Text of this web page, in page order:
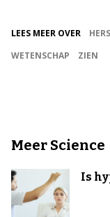
LEES MEER OVER
WETENSCHAP
ZIEN
Meer Science
Is